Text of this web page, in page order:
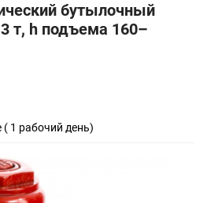
бутылочный
т, h подъема 160–
1 рабочий день)